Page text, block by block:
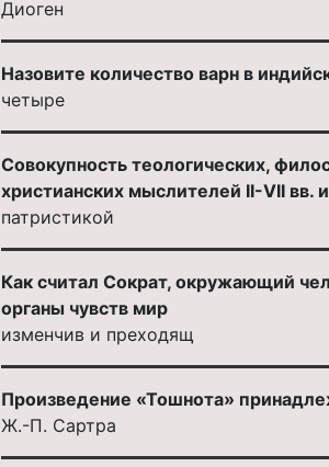
Диоген
Назовите количество варн в
четыре
Совокупность теологических,
христианских мыслителей II-VII вв.
патристикой
Как считал Сократ, окружающий
органы чувств мир
изменчив и преходящ
Произведение «Тошнота»
Ж.-П. Сартра